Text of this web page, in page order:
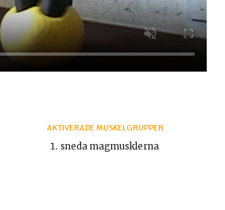
AKTIVERADE MUSKELGRUPPER
sneda magmusklerna